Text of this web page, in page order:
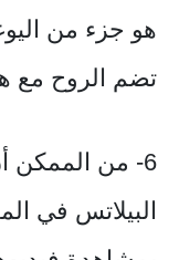
هو جزء من
تضم الروح مع
6- من الممكن
البيلاتس في